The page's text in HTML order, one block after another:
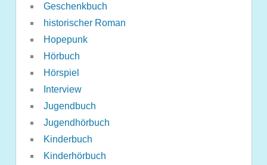
Geschenkbuch
historischer Roman
Hopepunk
Hörbuch
Hörspiel
Interview
Jugendbuch
Jugendhörbuch
Kinderbuch
Kinderhörbuch